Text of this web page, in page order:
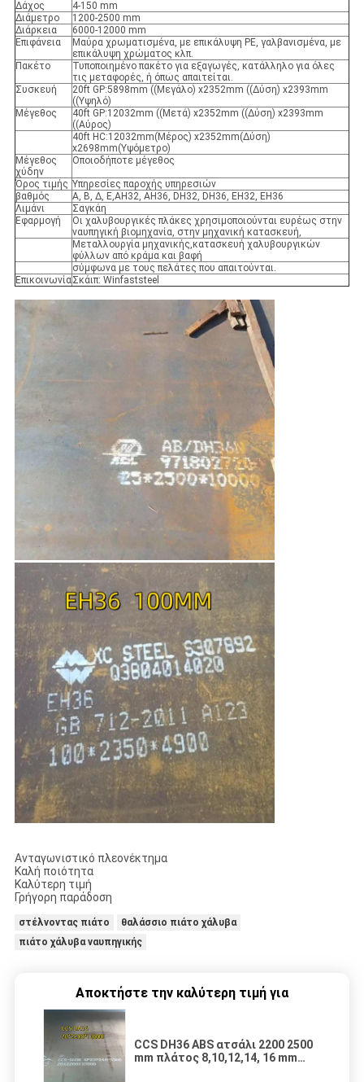
Δάχος
4-150 mm
Διάμετρο
1200-2500 mm
Διάρκεια
6000-12000 mm
Επιφάνεια
Μαύρα χρωματισμένα, με επικάλυψη PE, γαλβανισμένα, με
επικάλυψη χρώματος κλπ.
Πακέτο
Τυποποιημένο πακέτο για εξαγωγές, κατάλληλο για όλες
τις μεταφορές, ή όπως απαιτείται.
Συσκευή
20ft GP:5898mm ((Μεγάλο) x2352mm ((Δύση) x2393mm
((Υψηλό)
Μέγεθος
40ft GP:12032mm ((Μετά) x2352mm ((Δύση) x2393mm
((Αύρος)
40ft HC:12032mm(Μέρος) x2352mm(Δύση)
x2698mm(Υψόμετρο)
Μέγεθος
χύδην
Οποιοδήποτε μέγεθος
Όρος τιμής Υπηρεσίες παροχής υπηρεσιών
βαθμός
Α, Β, Δ, Ε,AH32, AH36, DH32, DH36, EH32, EH36
Λιμάνι
Σαγκάη
Εφαρμογή
Οι χαλυβουργικές πλάκες χρησιμοποιούνται ευρέως στην
ναυπηγική βιομηχανία, στην μηχανική κατασκευή,
Μεταλλουργία μηχανικής,κατασκευή χαλυβουργικών
φύλλων από κράμα και βαφή
σύμφωνα με τους πελάτες που απαιτούνται.
ΕπικοινωνίαΣκάιπ: Winfaststeel
Ανταγωνιστικό πλεονέκτημα
Καλή ποιότητα
Καλύτερη τιμή
Γρήγορη παράδοση
στέλνοντας πιάτο
θαλάσσιο πιάτο χάλυβα
πιάτο χάλυβα ναυπηγικής
Αποκτήστε την καλύτερη τιμή για
CCS DH36 ABS ατσάλι 2200 2500
mm πλάτος 8,10,12,14, 16 mm